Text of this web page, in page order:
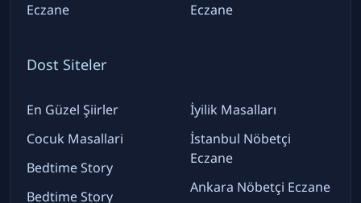
Eczane
Eczane
Dost Siteler
En Güzel Şiirler
Cocuk Masallari
Bedtime Story
Bedtime Story
İyilik Masalları
İstanbul Nöbetçi
Eczane
Ankara Nöbetçi Eczane